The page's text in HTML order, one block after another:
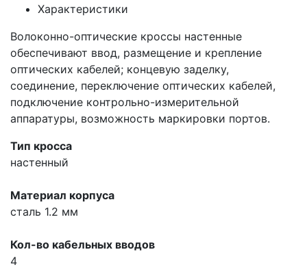
Характеристики
Волоконно-оптические кроссы настенные
обеспечивают ввод, размещение и крепление
оптических кабелей; концевую заделку,
соединение, переключение оптических кабелей,
подключение контрольно-измерительной
аппаратуры, возможность маркировки портов.
Тип кросса
настенный
Материал корпуса
сталь 1.2 мм
Кол-во кабельных вводов
4